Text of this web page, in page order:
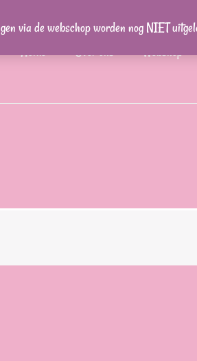
Home Over ons Webshop
via de webschop worden nog NIET